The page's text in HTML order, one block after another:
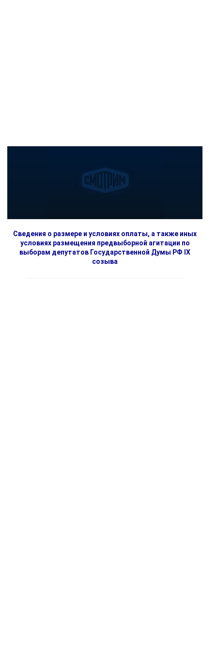
Сведения о размере и условиях оплаты, а также иных
условиях размещения предвыборной агитации по
выборам депутатов Государственной Думы РФ IX
созыва